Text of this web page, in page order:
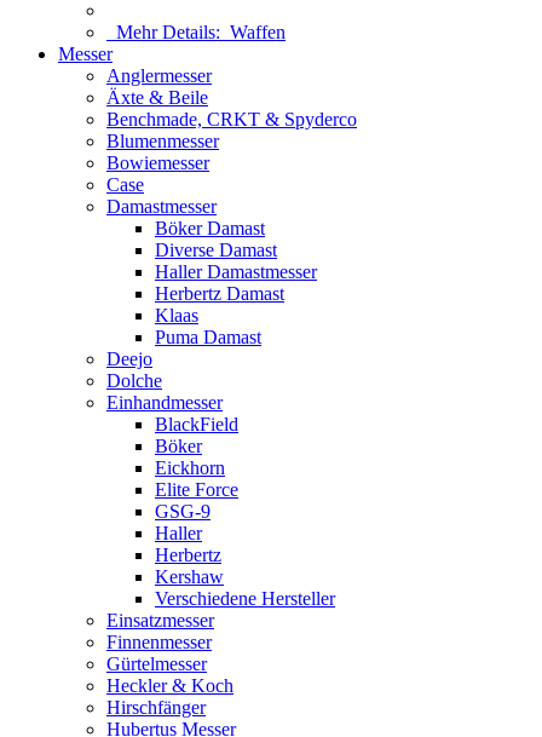
Mehr Details: Waffen
Messer
Anglermesser
Äxte & Beile
Benchmade, CRKT & Spyderco
Blumenmesser
Bowiemesser
Case
Damastmesser
Böker Damast
Diverse Damast
Haller Damastmesser
Herbertz Damast
Klaas
Puma Damast
Deejo
Dolche
Einhandmesser
BlackField
Böker
Eickhorn
Elite Force
GSG-9
Haller
Herbertz
Kershaw
Verschiedene Hersteller
Einsatzmesser
Finnenmesser
Gürtelmesser
Heckler & Koch
Hirschfänger
Hubertus Messer